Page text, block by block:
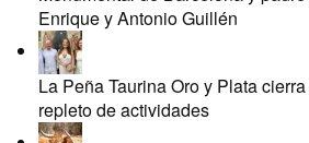
Enrique y Antonio Guillén
La Peña Taurina Oro y Plata
repleto de actividades